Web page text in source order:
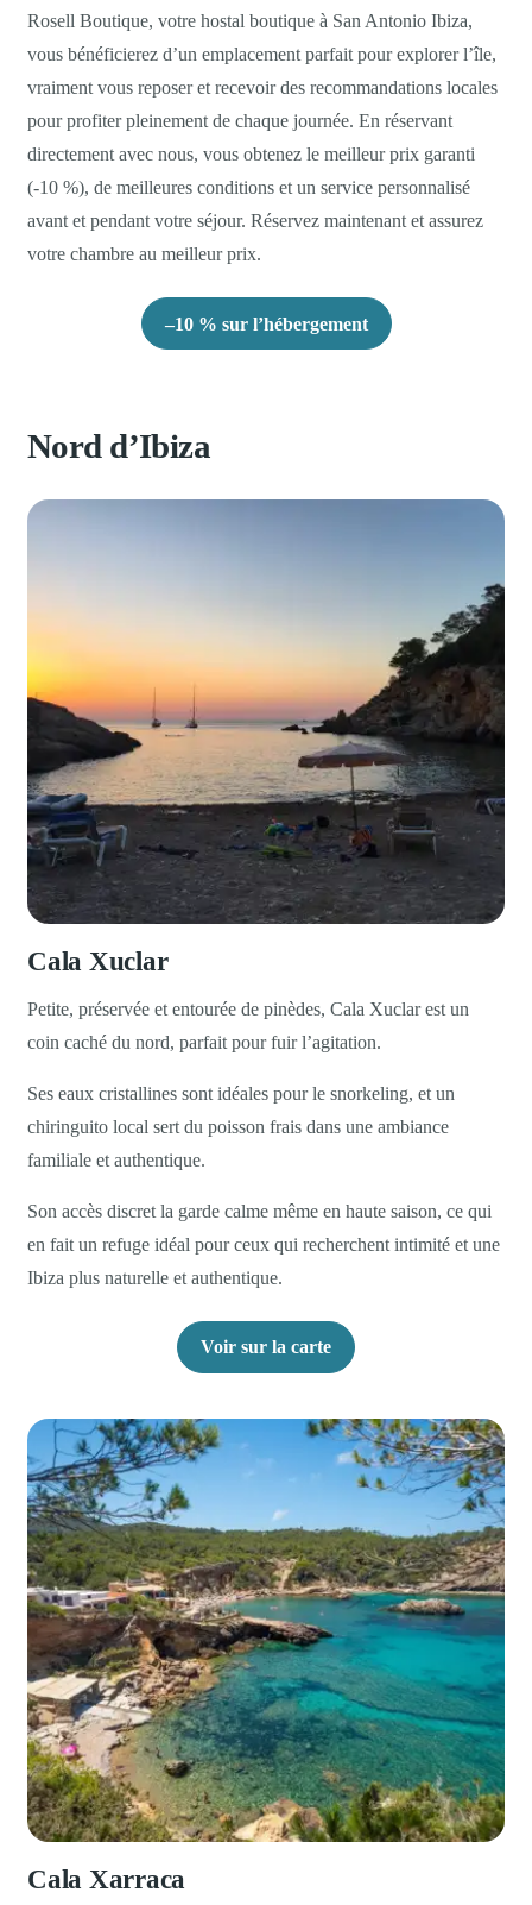
Rosell Boutique, votre hostal boutique à San Antonio Ibiza,
vous bénéficierez d’un emplacement parfait pour explorer l’île,
vraiment vous reposer et recevoir des recommandations locales
pour profiter pleinement de chaque journée. En réservant
directement avec nous, vous obtenez le meilleur prix garanti
(-10 %), de meilleures conditions et un service personnalisé
avant et pendant votre séjour. Réservez maintenant et assurez
votre chambre au meilleur prix.
–10 % sur l’hébergement
Nord d’Ibiza
Cala Xuclar
Petite, préservée et entourée de pinèdes, Cala Xuclar est un
coin caché du nord, parfait pour fuir l’agitation.
Ses eaux cristallines sont idéales pour le snorkeling, et un
chiringuito local sert du poisson frais dans une ambiance
familiale et authentique.
Son accès discret la garde calme même en haute saison, ce qui
en fait un refuge idéal pour ceux qui recherchent intimité et une
Ibiza plus naturelle et authentique.
Voir sur la carte
Cala Xarraca